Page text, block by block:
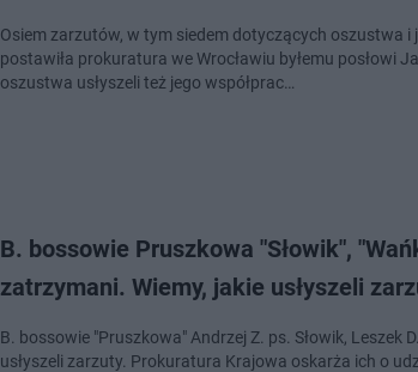
Osiem zarzutów, w tym siedem dotyczących oszustwa i
postawiła prokuratura we Wrocławiu byłemu posłowi
oszustwa usłyszeli też jego współprac…
B. bossowie Pruszkowa "Słowik",
zatrzymani. Wiemy, jakie usłyszeli
B. bossowie "Pruszkowa" Andrzej Z. ps. Słowik, Leszek
usłyszeli zarzuty. Prokuratura Krajowa oskarża ich o